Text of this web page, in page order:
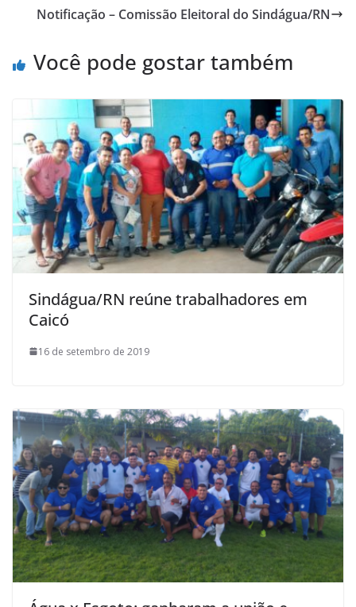
Notificação – Comissão Eleitoral do Sindágua/RN
Você pode gostar também
Sindágua/RN reúne trabalhadores em
Caicó
16 de setembro de 2019